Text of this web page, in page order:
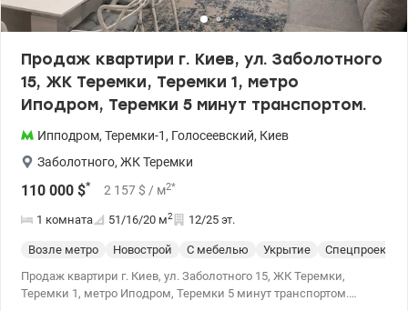
Продаж квартири г. Киев, ул. Заболотного
15, ЖК Теремки, Теремки 1, метро
Иподром, Теремки 5 минут транспортом.
Ипподром, Теремки-1 , Голосеевский, Киев
Заболотного, ЖК Теремки
110 000 $* 2 157 $ / м2*
1 комната 51/16/20 м2 12/25 эт.
Возле метро Новострой С мебелью Укрытие Спецпроект
Продаж квартири г. Киев, ул. Заболотного 15, ЖК Теремки,
Теремки 1, метро Иподром, Теремки 5 минут транспортом.